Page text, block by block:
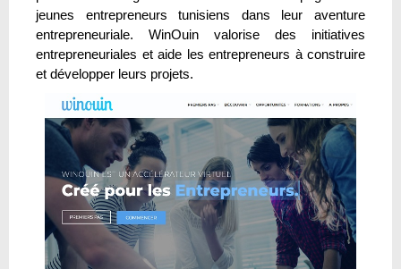
jeunes entrepreneurs tunisiens dans leur aventure
entrepreneuriale. WinOuin valorise des initiatives
entrepreneuriales et aide les entrepreneurs à construire
et développer leurs projets.